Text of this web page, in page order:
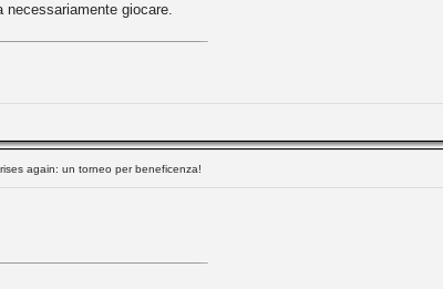
necessariamente giocare.
again: un torneo per beneficenza!